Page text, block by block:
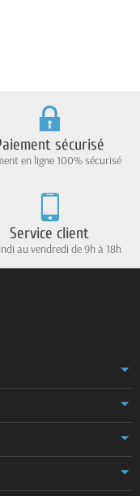
sécurisé
en ligne 100% sécurisé
Service client
au vendredi de 9h à 18h